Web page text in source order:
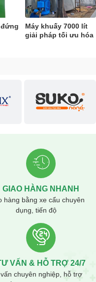
Máy khuấy 7000 lít
giải pháp tối ưu hóa
GIAO HÀNG NHANH
hàng bằng xe cẩu chuyên
dụng, tiến độ
VẤN & HỖ TRỢ 24/7
chuyên nghiệp, hỗ trợ